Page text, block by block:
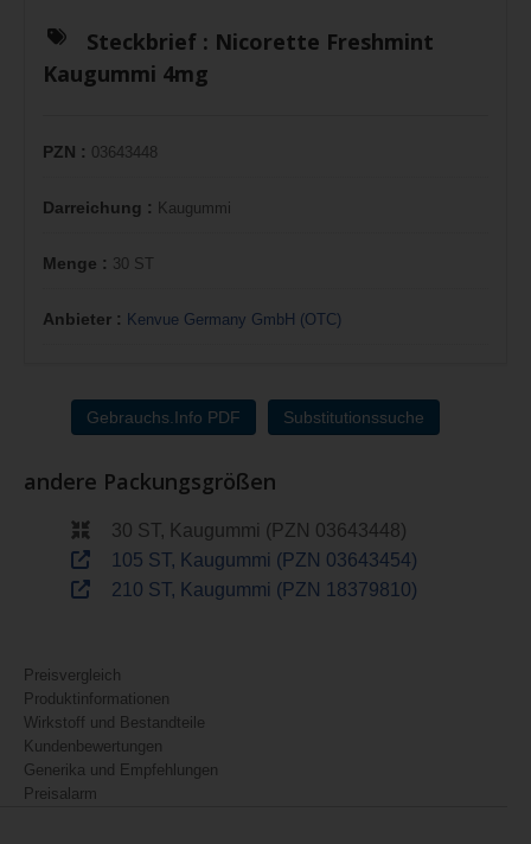
Steckbrief : Nicorette Freshmint
Kaugummi 4mg
PZN : 03643448
Darreichung : Kaugummi
Menge : 30 ST
Anbieter : Kenvue Germany GmbH (OTC)
Gebrauchs.Info PDF Substitutionssuche
andere Packungsgrößen
30 ST, Kaugummi (PZN 03643448)
105 ST, Kaugummi (PZN 03643454)
210 ST, Kaugummi (PZN 18379810)
Preisvergleich
Produktinformationen
Wirkstoff und Bestandteile
Kundenbewertungen
Generika und Empfehlungen
Preisalarm